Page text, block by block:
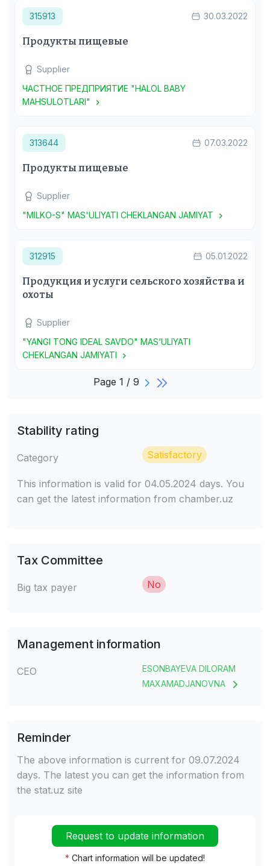
315913 30.03.2022
Продукты пищевые
Supplier
ЧАСТНОЕ ПРЕДПРИЯТИЕ "HALOL BABY
MAHSULOTLARI"
313644 07.03.2022
Продукты пищевые
Supplier
"MILKO-S" MAS'ULIYATI CHEKLANGAN JAMIYAT
312915 05.01.2022
Продукция и услуги сельского хозяйства и
охоты
Supplier
"YANGI TONG IDEAL SAVDO" MAS‘ULIYATI
CHEKLANGAN JAMIYATI
Page 1 / 9
Stability rating
Category Satisfactory
This information is valid for 04.05.2024 days. You
can get the latest information from chamber.uz
Tax Committee
Big tax payer No
Management information
CEO
ESONBAYEVA DILORAM
MAXAMADJANOVNA
Reminder
The above information is current for 09.07.2024
days. The latest you can get the information from
the stat.uz site
Request to update information
* Chart information will be updated!